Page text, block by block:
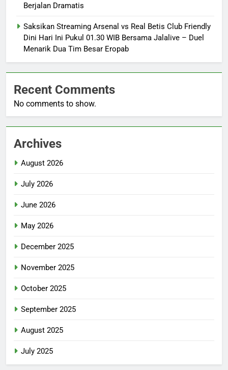
Berjalan Dramatis
Saksikan Streaming Arsenal vs Real Betis Club Friendly
Dini Hari Ini Pukul 01.30 WIB Bersama Jalalive – Duel
Menarik Dua Tim Besar Eropab
Recent Comments
No comments to show.
Archives
August 2026
July 2026
June 2026
May 2026
December 2025
November 2025
October 2025
September 2025
August 2025
July 2025